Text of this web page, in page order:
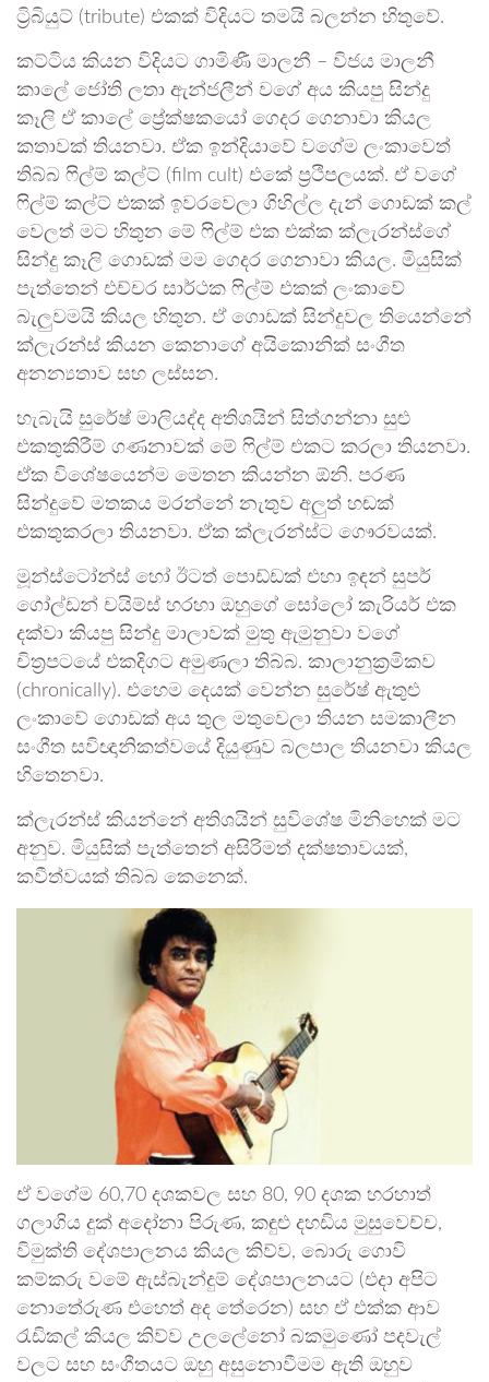
ට්‍රිබියුට් (tribute) එකක් විදියට තමයි බලන්න හිතුවේ.
කට්ටිය කියන විදියට ගාමිණී මාලනී – විජය මාලනී
කාලේ ජෝති ලතා ඇන්ජලීන් වගේ අය කියපු සින්දු
කෑලි ඒ කාලේ ප්‍රේක්ෂකයෝ ගෙදර ගෙනාවා කියල
කතාවක් තියනවා. ඒක ඉන්දියාවේ වගේම ලංකාවෙත්
තිබ්බ ෆිල්ම් කල්ට් (film cult) එකේ ප්‍රථිපලයක්. ඒ වගේ
ෆිල්ම් කල්ට් එකක් ඉවරවෙලා ගිහිල්ල දැන් ගොඩක් කල්
වෙලත් මට හිතුන මේ ෆිල්ම් එක එක්ක ක්ලැරන්ස්ගේ
සින්දු කෑලි ගොඩක් මම ගෙදර ගෙනාවා කියල. මියුසික්
පැත්තෙන් එච්චර සාර්ථක ෆිල්ම් එකක් ලංකාවේ
බැලුවමයි කියල හිතුන. ඒ ගොඩක් සින්දුවල තියෙන්නේ
ක්ලැරන්ස් කියන කෙනාගේ අයිකොනික් සංගීත
අනන්‍යතාව සහ ලස්සන.
හැබැයි සුරේෂ් මාලියද්ද අතිශයින් සිත්ගන්නා සුළු
එකතුකිරීම් ගණනාවක් මේ ෆිල්ම් එකට කරලා තියනවා.
ඒක විශේෂයෙන්ම මෙතන කියන්න ඕනි. පරණ
සින්දුවේ මතකය මරන්නේ නැතුව අලුත් හඬක්
එකතුකරලා තියනවා. ඒක ක්ලැරන්ස්ට ගෞරවයක්.
මූන්ස්ටෝන්ස් හෝ ඊටත් පොඩ්ඩක් එහා ඉඳන් සුපර්
ගෝල්ඩන් චයිම්ස් හරහා ඔහුගේ සෝලෝ කැරියර් එක
දක්වා කියපු සින්දු මාලාවක් මුතු ඇමුනුවා වගේ
චිත්‍රපටයේ එකදිගට අමුණලා තිබ්බ. කාලානුක්‍රමිකව
(chronically). එහෙම දෙයක් වෙන්න සුරේෂ් ඇතුළු
ලංකාවේ ගොඩක් අය තුල මතුවෙලා තියන සමකාලීන
සංගීත සවිඥානිකත්වයේ දියුණුව බලපාල තියනවා කියල
හිතෙනවා.
ක්ලැරන්ස් කියන්නේ අතිශයින් සුවිශේෂ මිනිහෙක් මට
අනුව. මියුසික් පැත්තෙන් අසිරිමත් දක්ෂතාවයක්,
කවීත්වයක් තිබ්බ කෙනෙක්.
ඒ වගේම 60,70 දශකවල සහ 80, 90 දශක හරහාත්
ගලාගිය දුක් අදෝනා පිරුණ, කඳුළු දහඩිය මුසුවෙච්ච,
විමුක්ති දේශපාලනය කියල කිව්ව, බොරු ගොවි
කම්කරු වමේ ඇස්බැන්දුම් දේශපාලනයට (එදා අපිට
නොතේරුණ එහෙත් අද තේරෙන) සහ ඒ එක්ක ආව
රැඩිකල් කියල කිව්ව උලලේනෝ බකමුණෝ පදවැල්
වලට සහ සංගීතයට ඔහු අසුනොවීමම ඇති ඔහුව